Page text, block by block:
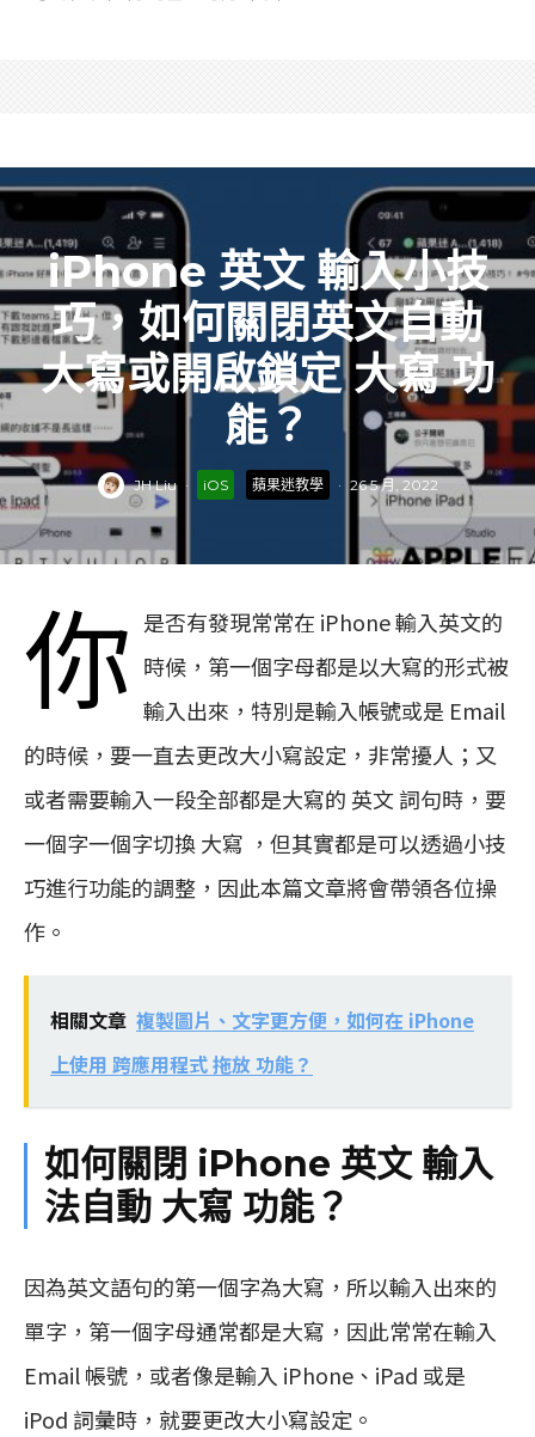
iPhone 英文 輸入小技
巧，如何關閉英文自動
大寫或開啟鎖定 大寫 功
能？
JH Liu · iOS 蘋果迷教學 · 26 5 月, 2022
你 是否有發現常常在 iPhone 輸入英文的
時候，第一個字母都是以大寫的形式被
輸入出來，特別是輸入帳號或是 Email
的時候，要一直去更改大小寫設定，非常擾人；又
或者需要輸入一段全部都是大寫的 英文 詞句時，要
一個字一個字切換 大寫 ，但其實都是可以透過小技
巧進行功能的調整，因此本篇文章將會帶領各位操
作。
相關文章 複製圖片、文字更方便，如何在 iPhone
上使用 跨應用程式 拖放 功能？
如何關閉 iPhone 英文 輸入
法自動 大寫 功能？
因為英文語句的第一個字為大寫，所以輸入出來的
單字，第一個字母通常都是大寫，因此常常在輸入
Email 帳號，或者像是輸入 iPhone、iPad 或是
iPod 詞彙時，就要更改大小寫設定。